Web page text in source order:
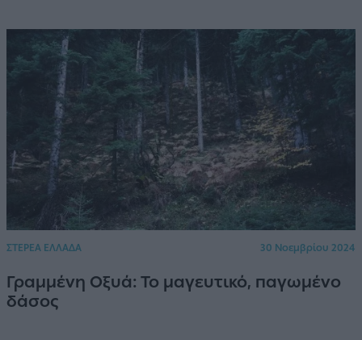
ΣΤΕΡΕΑ ΕΛΛΑΔΑ 30 Νοεμβρίου 2024
Γραμμένη Οξυά: Το μαγευτικό, παγωμένο
δάσος